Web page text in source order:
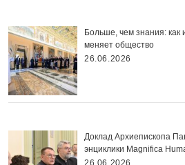
Больше, чем знания: как
меняет общество
26.06.2026
Доклад Архиепископа
энциклики Magnifica